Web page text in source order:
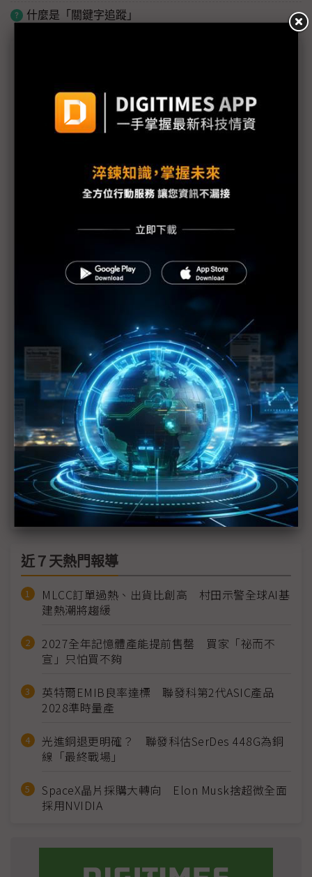
什麼是「關鍵字追蹤」
評析：Terafab規模引發市場質疑 Elon Musk劍指晶
片產業鏈主導權？
Elon Musk成為美國隊長 Terafab能複製成功經驗拯
評析：Tesla Terafab選址貼近三星泰勒廠 Elon
Terafab目標年產1 TW等級運算能力 Elon Musk以
Tesla Terafab來襲 將成三星隱憂還是半導體市場強
心針？
評析：從中芯到TeraFab 台灣半導體人才流動再現
結構變遷
Elon Musk挑戰半導體極限 Terafab技術、資本與時
程風險交織
Elon Musk啟動Terafab晶片生產計畫 200億美元押
注2奈米與太空AI運算
近７天熱門報導
MLCC訂單過熱、出貨比創高 村田示警全球AI基
建熱潮將趨緩
2027全年記憶體產能提前售罄 買家「祕而不
宣」只怕買不夠
英特爾EMIB良率達標 聯發科第2代ASIC產品
2028準時量產
光進銅退更明確？ 聯發科估SerDes 448G為銅
線「最終戰場」
SpaceX晶片採購大轉向 Elon Musk捨超微全面
採用NVIDIA